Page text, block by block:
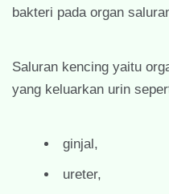
bakteri pada organ
Saluran kencing yaitu
yang keluarkan urin
ginjal,
ureter,